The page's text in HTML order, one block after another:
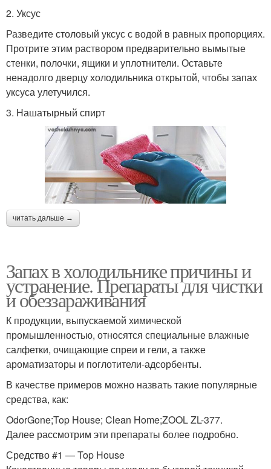
2. Уксус
Разведите столовый уксус с водой в равных пропорциях.
Протрите этим раствором предварительно вымытые
стенки, полочки, ящики и уплотнители. Оставьте
ненадолго дверцу холодильника открытой, чтобы запах
уксуса улетучился.
3. Нашатырный спирт
читать дальше →
Запах в холодильнике причины и
устранение. Препараты для чистки
и обеззараживания
К продукции, выпускаемой химической
промышленностью, относятся специальные влажные
салфетки, очищающие спреи и гели, а также
ароматизаторы и поглотители-адсорбенты.
В качестве примеров можно назвать такие популярные
средства, как:
OdorGone;Top House; Clean Home;ZOOL ZL-377.
Далее рассмотрим эти препараты более подробно.
Средство #1 — Top House